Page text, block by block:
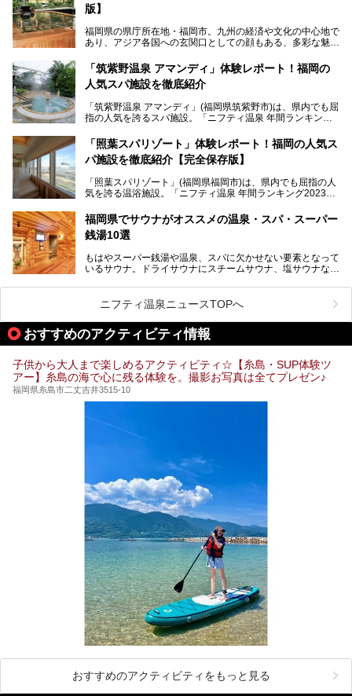
「ふだん着の温泉 鶴は千年」は、吉井温泉にある日帰り入
住民や温泉ファンに愛され続けています。今回は筆者自ら日
帰り入浴し、自慢の温泉を中心に詳細レビューします！
版】
福岡県の県庁所在地・福岡市。九州の経済や文化の中心地で
あり、アジア各国への玄関口としての顔もある、多彩な魅力
そんな福岡市は、スーパー銭湯も多種多彩。玄界灘を眺めら
れるリゾート気分満点のスーパー銭湯から、繁華街近くのレ
いスーパー銭湯を一挙ご紹介します。
「筑紫野温泉 アマンディ」体験レポート！福岡の
人気スパ施設を徹底紹介
「筑紫野温泉 アマンディ」(福岡県筑紫野市)は、県内でも屈
指の人気を誇るスパ施設。「ニフティ温泉 年間ランキング2
入浴客で賑わっています。
そこで今回は、ニフティ温泉ライターである筆者が現地訪
ーム・併設するレストランを体験し、それらの全貌を徹底紹
介します！
「照葉スパリゾート」体験レポート！福岡の人気ス
パ施設を徹底紹介【完全保存版】
「照葉スパリゾート」(福岡県福岡市)は、県内でも屈指の人
気を誇る温浴施設。「ニフティ温泉 年間ランキング2023」
常連客で賑わっています。
そこで今回は、ニフティ温泉ライターである筆者が現地体
ューズメント・宿泊施設・グルメ・その他施設まで、多彩な
る全貌と魅力を徹底紹介します！
福岡県でサウナがオススメの温泉・スパ・スーパー
銭湯10選
もはやスーパー銭湯や温泉、スパに欠かせない要素となって
いるサウナ。ドライサウナにスチームサウナ、塩サウナな
ペース、ロウリュウなど、心ゆくまで楽しむためのサービス
が充実した施設も多くみられます。
今回はそんなサウナにこだわった、福岡県内のオススメ温
泉・銭湯・スパを10件紹介したいと思います！
ニフティ温泉ニュースTOPへ
おすすめのアクティビティ情報
子供から大人まで楽しめるアクティビティ☆【糸島・SUP体験ツ
アー】糸島の海で心に残る体験を。撮影お写真は全てプレゼン♪
福岡県糸島市二丈吉井3515-10
おすすめのアクティビティをもっと見る